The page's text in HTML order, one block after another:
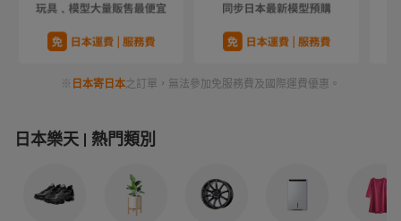
※ 日本寄日本之訂單，無法參加免服務費及國際運費優惠。
日本樂天 熱門類別